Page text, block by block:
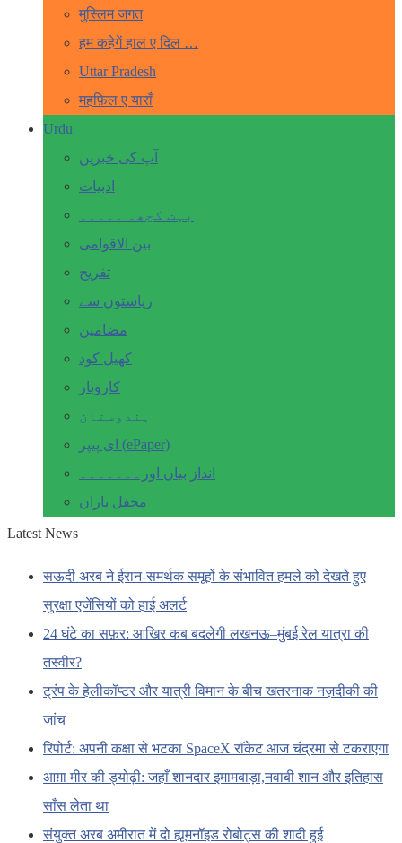
मुस्लिम जगत
हम कहेगें हाल ए दिल …
Uttar Pradesh
महफ़िल ए याराँ
Urdu
آپ کی خبریں
ادبیات
بہت کچھ۔ ۔۔۔۔۔
بین الاقوامی
تفریح
ریاستوں سے
مضامین
کھیل کود
کاروبار
ہندوستان
ای پیپر (ePaper)
انداز بیاں اور۔۔۔۔۔۔۔
محفل یاراں
Latest News
सऊदी अरब ने ईरान-समर्थक समूहों के संभावित हमले को देखते हुए
सुरक्षा एजेंसियों को हाई अलर्ट
24 घंटे का सफ़र: आखिर कब बदलेगी लखनऊ–मुंबई रेल यात्रा की
तस्वीर?
ट्रंप के हेलीकॉप्टर और यात्री विमान के बीच खतरनाक नज़दीकी की
जांच
रिपोर्ट: अपनी कक्षा से भटका SpaceX रॉकेट आज चंद्रमा से टकराएगा
आग़ा मीर की ड्योढ़ी: जहाँ शानदार इमामबाड़ा,नवाबी शान और इतिहास
साँस लेता था
संयुक्त अरब अमीरात में दो ह्यूमनॉइड रोबोट्स की शादी हुई